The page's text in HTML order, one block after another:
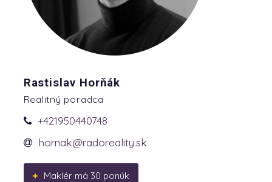
Rastislav Horňák
Realitný poradca
+421950440748
hornak@radoreality.sk
Maklér má 30 ponúk